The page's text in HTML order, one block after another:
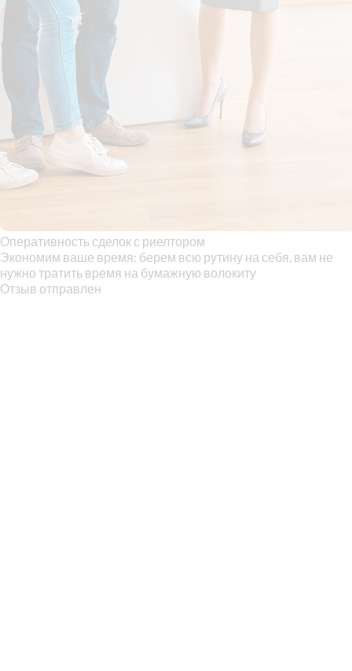
Оперативность сделок с риелтором
Экономим ваше время: берем всю рутину на себя, вам не
нужно тратить время на бумажную волокиту
Отзыв отправлен